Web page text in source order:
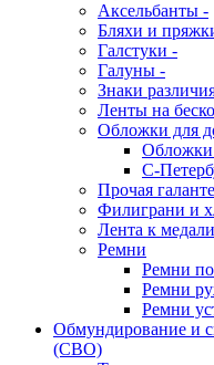
Аксельбанты -
Бляхи и
Галстуки -
Галуны -
Знаки
Ленты на
Обложки для
С-
Прочая
Филиграни и
Лента к
Ремни
Ремни
Ремни
Ремни
Обмундирование и
(СВО)